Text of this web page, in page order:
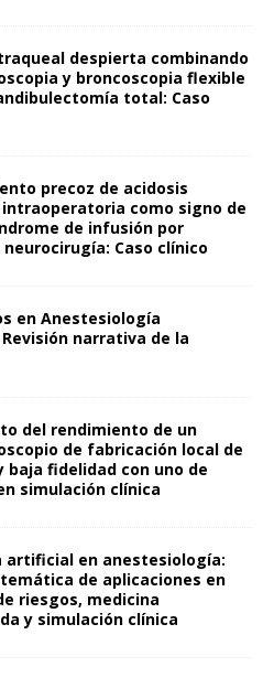
despierta combinando
y broncoscopia flexible
total: Caso
precoz de acidosis
como signo de
de infusión por
Caso clínico
en Anestesiología
narrativa de la
del rendimiento de un
de fabricación local de
baja fidelidad con uno de
simulación clínica
artificial en anestesiología:
de aplicaciones en
riesgos, medicina
y simulación clínica